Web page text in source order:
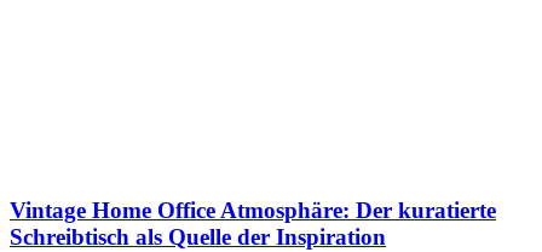
Vintage Home Office Atmosphäre: Der kuratierte
Schreibtisch als Quelle der Inspiration